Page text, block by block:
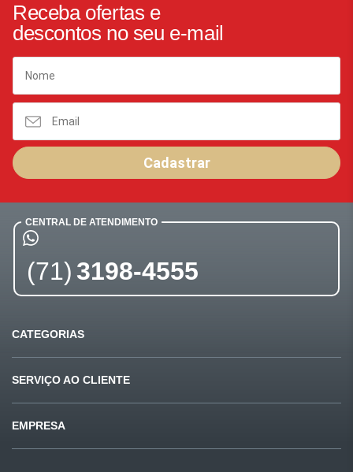
Receba ofertas e
descontos no seu e-mail
Cadastrar
CENTRAL DE ATENDIMENTO
(71) 3198-4555
CATEGORIAS
Carnes
Mercearia
Pet Shop
Beleza
SERVIÇO AO CLIENTE
Sugestões e reclamações
Privacidade e segurança
EMPRESA